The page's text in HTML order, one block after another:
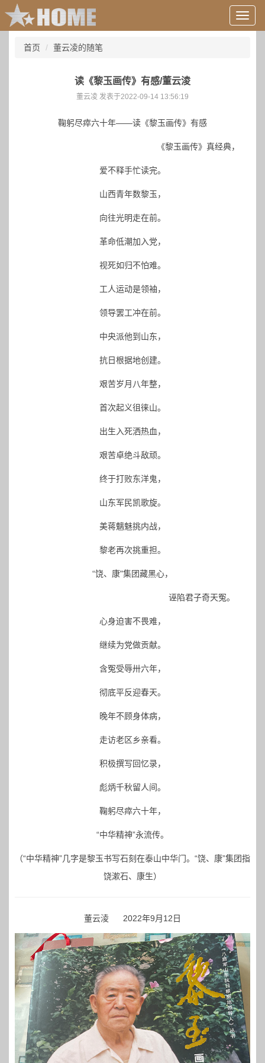
用
户
首页 董云凌的随笔
读《黎玉画传》有感/董云淩
董云凌 发表于2022-09-14 13:56:19
鞠躬尽瘁六十年——读《黎玉画传》有感
《黎玉画传》真经典，
爱不释手忙读完。
山西青年数黎玉，
向往光明走在前。
革命低潮加入党，
视死如归不怕难。
工人运动是领袖，
领导罢工冲在前。
中央派他到山东，
抗日根据地创建。
艰苦岁月八年整，
首次起义徂徕山。
出生入死洒热血，
艰苦卓绝斗敌顽。
终于打败东洋鬼，
山东军民凯歌旋。
美蒋魑魅挑内战，
黎老再次挑重担。
“饶、康"集团藏黑心，
诬陷君子奇天冤。
心身迫害不畏难，
继续为党做贡献。
含冤受辱卅六年，
彻底平反迎春天。
晚年不顾身体病，
走访老区乡亲看。
积极撰写回忆录，
彪炳千秋留人间。
鞠躬尽瘁六十年，
“中华精神”永流传。
（“中华精神”几字是黎玉书写石刻在泰山中华门。“饶、康”集团指
饶漱石、康生）
董云淩 2022年9月12日